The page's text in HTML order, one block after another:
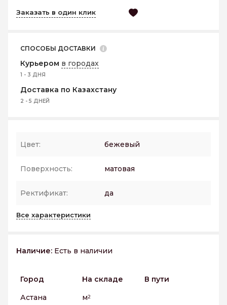
Заказать в один клик
СПОСОБЫ ДОСТАВКИ
Курьером в городах
1 - 3 ДНЯ
Доставка по Казахстану
2 - 5 ДНЕЙ
Цвет: бежевый
Поверхность: матовая
Ректификат: да
Все характеристики
Наличие: Есть в наличии
Город На складе
В пути
Астана
м2